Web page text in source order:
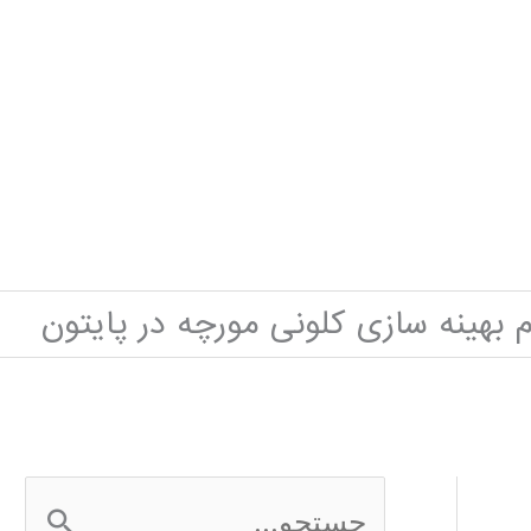
بهینه سازی کلونی مورچه در پایتون